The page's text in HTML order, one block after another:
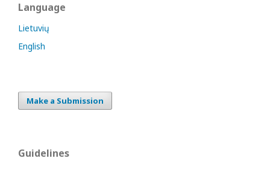
Language
Lietuvių
English
Make a Submission
Guidelines